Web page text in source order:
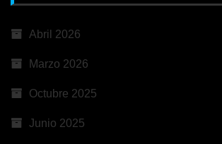
Abril 2026
Marzo 2026
Octubre 2025
Junio 2025